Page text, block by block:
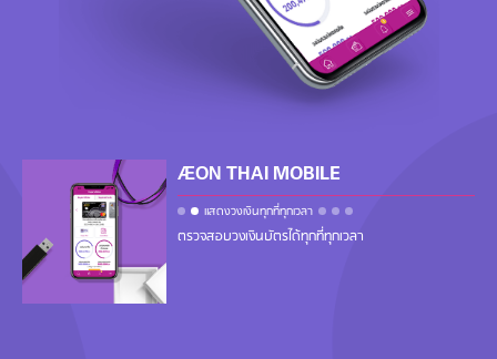
ง่ายและ ปลอดภัย
ÆON THAI MOBILE
แสดงวงเงินทุกที่ทุกเวลา
ตรวจสอบวงเงินบัตรได้ทุกที่ทุกเวลา